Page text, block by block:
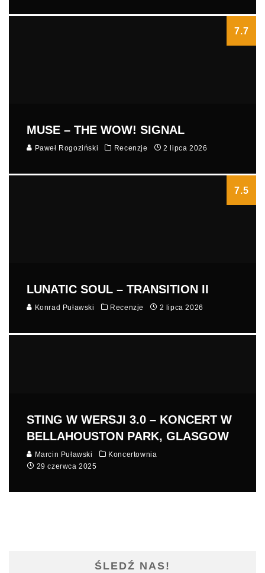
7.7
MUSE – THE WOW! SIGNAL
Paweł Rogoziński Recenzje 2 lipca 2026
7.5
LUNATIC SOUL – TRANSITION II
Konrad Puławski Recenzje 2 lipca 2026
STING W WERSJI 3.0 – KONCERT W
BELLAHOUSTON PARK, GLASGOW
Marcin Puławski
Koncertownia
29 czerwca 2025
ŚLEDŹ NAS!